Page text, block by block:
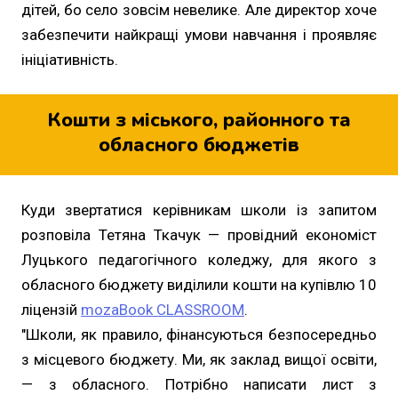
дітей, бо село зовсім невелике. Але директор хоче
забезпечити найкращі умови навчання і проявляє
ініціативність.
Кошти з міського, районного та
обласного бюджетів
Куди звертатися керівникам школи із запитом
розповіла Тетяна Ткачук — провідний економіст
Луцького педагогічного коледжу, для якого з
обласного бюджету виділили кошти на купівлю 10
ліцензій mozaBook CLASSROOM.
"Школи, як правило, фінансуються безпосередньо
з місцевого бюджету. Ми, як заклад вищої освіти,
— з обласного. Потрібно написати лист з